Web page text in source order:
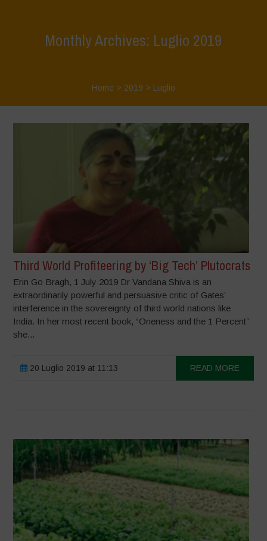
Monthly Archives: Luglio 2019
Home > 2019 > Luglio
Third World Profiteering by ‘Big Tech’ Plutocrats
Erin Go Bragh, 1 July 2019 Dr Vandana Shiva is an
extraordinarily powerful and persuasive critic of Gates’
interference in the sovereignty of third world nations like
India. In her most recent book, “Oneness and the 1 Percent”
she...
20 Luglio 2019 at 11:13 READ MORE